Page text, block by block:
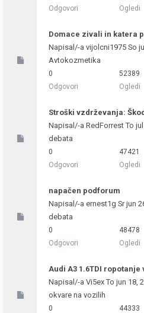
Odgovori
Ogledi
Domace zivali in katera
Napisal/-a vijolcni1975 So
Avtokozmetika
0
Odgovori
52389
Ogledi
Stroški vzdrževanja:
Napisal/-a RedForrestTo
debata
0
Odgovori
47421
Ogledi
napačen podforum
Napisal/-a ernest1g Sr jun
debata
0
Odgovori
48478
Ogledi
Audi A3 1.6TDI ropotanje
Napisal/-a Vi5exTo jun 18,
okvare na vozilih
0
44333